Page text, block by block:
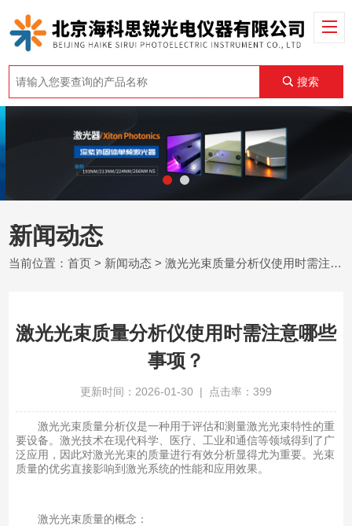
搜索
新闻动态
当前位置：首页 > 新闻动态 > 激光光束质量分析仪使用时需注意哪些事项？
激光光束质量分析仪使用时需注意哪些
事项？
更新时间：2026-01-30 | 点击率：399
激光光束质量分析仪是一种用于评估和测量激光光束特性的重
要设备。激光技术在现代科学、医疗、工业和通信等领域得到了广
泛应用，因此对激光光束的质量进行有效分析显得尤为重要。光束
质量的优劣直接影响到激光系统的性能和应用效果。
激光光束质量的概念：